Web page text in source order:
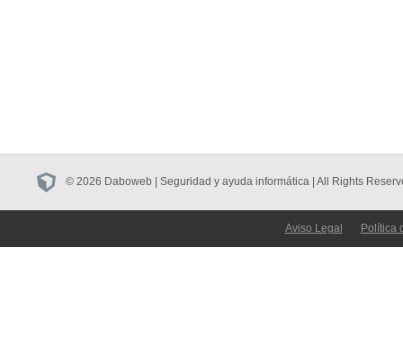
© 2026 Daboweb | Seguridad y ayuda informática | All Rights
Aviso Legal Política